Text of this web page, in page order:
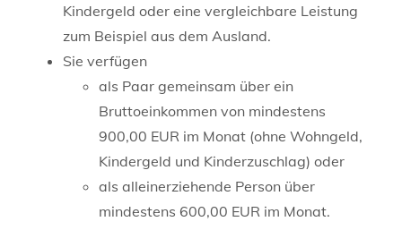
Kindergeld oder eine vergleichbare Leistung
zum Beispiel aus dem Ausland.
Sie verfügen
als Paar gemeinsam über ein
Bruttoeinkommen von mindestens
900,00 EUR im Monat (ohne Wohngeld,
Kindergeld und Kinderzuschlag) oder
als alleinerziehende Person über
mindestens 600,00 EUR im Monat.